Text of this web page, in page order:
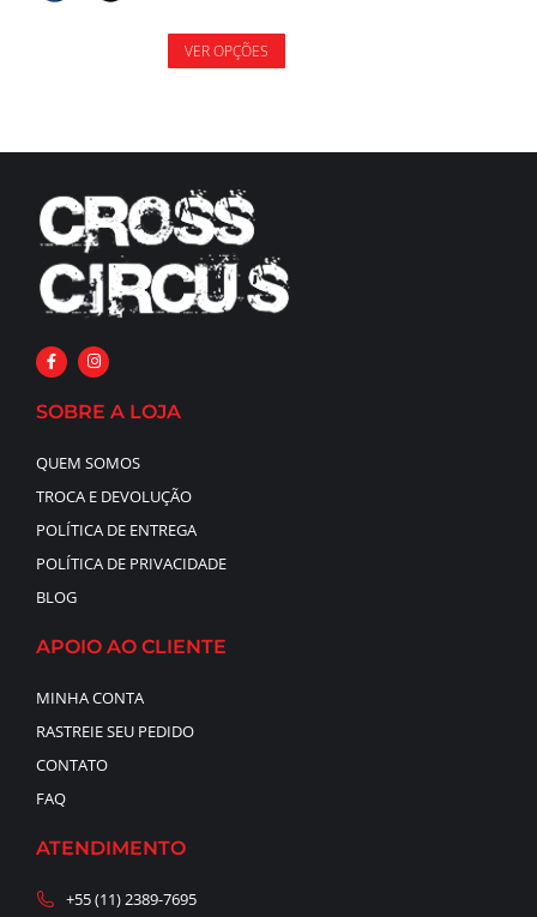
VER OPÇÕES
SOBRE A LOJA
QUEM SOMOS
TROCA E DEVOLUÇÃO
POLÍTICA DE ENTREGA
POLÍTICA DE PRIVACIDADE
BLOG
APOIO AO CLIENTE
MINHA CONTA
RASTREIE SEU PEDIDO
CONTATO
FAQ
ATENDIMENTO
+55 (11) 2389-7695